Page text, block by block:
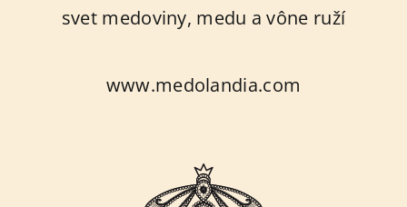
svet medoviny, medu a vône ruží
www.medolandia.com